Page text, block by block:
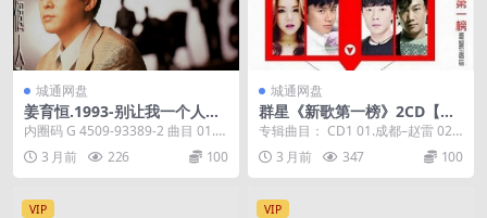
城通网盘
姜育恒.1993-别让我一个人醉
【飞碟】【WAV+CUE】
内圈码 G 4509-93389-2 曲目 01.别
让我一个人醉 02.抱着我 ...
3 月前 226 100
城通网盘
群星《新歌第一榜》2CD【DT
S-WAV】
专辑曲目： CD1 01.成都–赵雷 02.
刚好遇见你–...
3 月前 347 100
VIP VIP